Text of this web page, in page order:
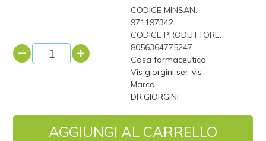
CODICE MINSAN:
971197342
CODICE PRODUTTORE:
8056364775247
Casa farmaceutica:
Vis giorgini ser-vis
Marca:
DR.GIORGINI
AGGIUNGI AL CARRELLO